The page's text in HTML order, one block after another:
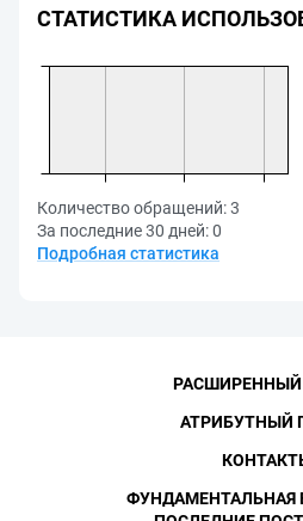
СТАТИСТИКА
Количество обращений:3
За последние 30 дней:0
Подробная статистика
АТРИБУТНЫЙ
ФУНДАМЕНТАЛЬНАЯ